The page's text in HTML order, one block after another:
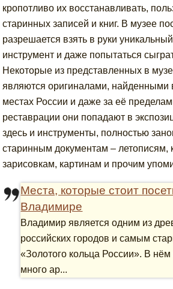
кропотливо их восстанавливать,
старинных записей и книг. В музее
разрешается взять в руки
инструмент и даже попытаться
Некоторые из представленных в
являются оригиналами, найденными
местах России и даже за её
реставрации они попадают в
здесь и инструменты, полностью
старинным документам – летописям,
зарисовкам, картинам и прочим
Места, которые стоит
Владимире
Владимир является одним из
российских городов и самым
«Золотого кольца России». В
много ар...